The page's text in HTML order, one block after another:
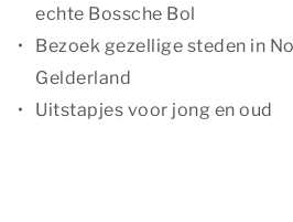
echte Bossche Bol
Bezoek gezellige steden in
Gelderland
Uitstapjes voor jong en oud